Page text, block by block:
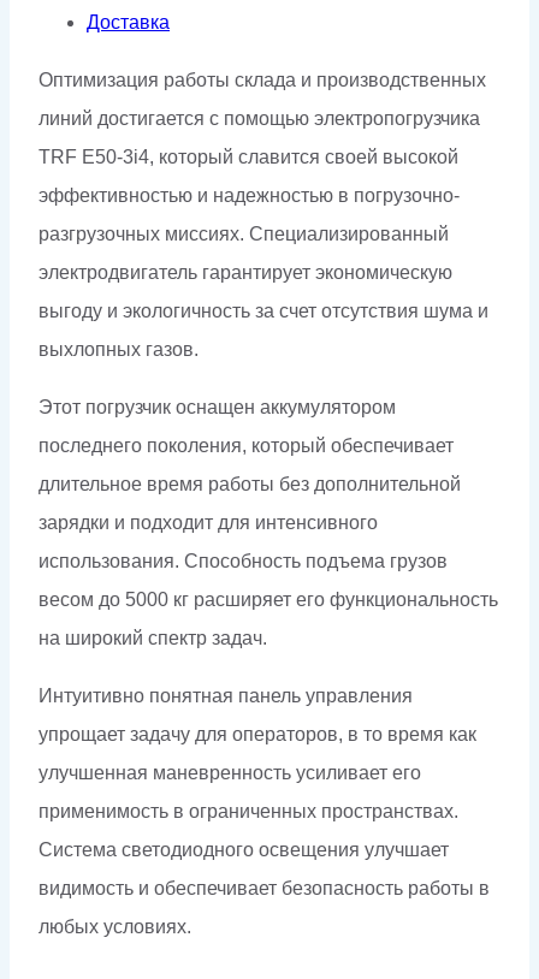
Доставка
Оптимизация работы склада и производственных
линий достигается с помощью электропогрузчика
TRF E50-3i4, который славится своей высокой
эффективностью и надежностью в погрузочно-
разгрузочных миссиях. Специализированный
электродвигатель гарантирует экономическую
выгоду и экологичность за счет отсутствия шума и
выхлопных газов.
Этот погрузчик оснащен аккумулятором
последнего поколения, который обеспечивает
длительное время работы без дополнительной
зарядки и подходит для интенсивного
использования. Способность подъема грузов
весом до 5000 кг расширяет его функциональность
на широкий спектр задач.
Интуитивно понятная панель управления
упрощает задачу для операторов, в то время как
улучшенная маневренность усиливает его
применимость в ограниченных пространствах.
Система светодиодного освещения улучшает
видимость и обеспечивает безопасность работы в
любых условиях.